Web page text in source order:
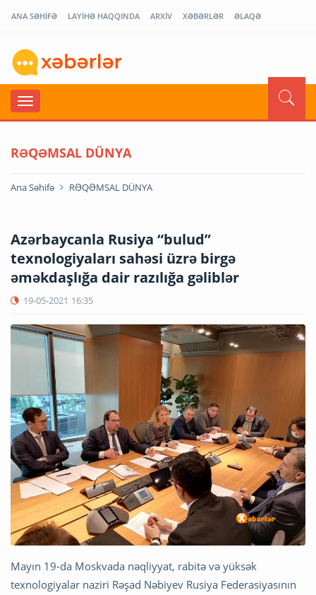
ANA SƏHİFƏ LAYİHƏ HAQQINDA ARXİV XƏBƏRLƏR ƏLAQƏ
RƏQƏMSAL DÜNYA
Ana Səhifə RƏQƏMSAL DÜNYA
Azərbaycanla Rusiya “bulud”
texnologiyaları sahəsi üzrə birgə
əməkdaşlığa dair razılığa gəliblər
19-05-2021 16:35
Mayın 19-da Moskvada nəqliyyat, rabitə və yüksək
texnologiyalar naziri Rəşad Nəbiyev Rusiya Federasiyasının